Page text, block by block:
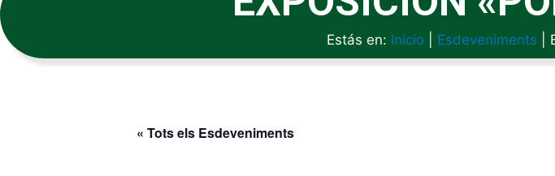
Estás en: Inicio Esdeveniments
« Tots els Esdeveniments